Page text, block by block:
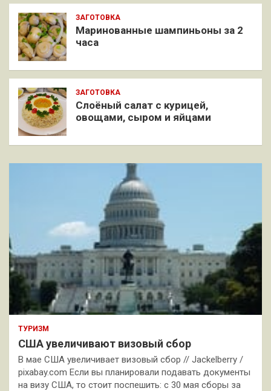
ЗАГОТОВКА
Маринованные шампиньоны за 2
часа
ЗАГОТОВКА
Слоёный салат с курицей,
овощами, сыром и яйцами
ТУРИЗМ
США увеличивают визовый сбор
В мае США увеличивает визовый сбор // Jackelberry /
pixabay.com Если вы планировали подавать документы
на визу США, то стоит поспешить: с 30 мая сборы за